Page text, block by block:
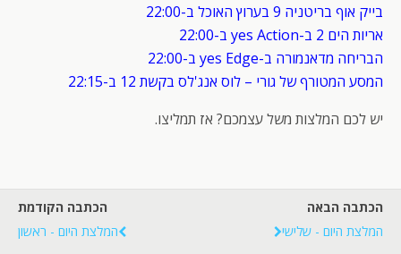
בייק אוף בריטניה 9 בערוץ האוכל ב-22:00
אריות הים 2 ב-yes Action ב-22:00
הבריחה מדאנמורה ב-yes Edge ב-22:00
המסע המטורף של גורי – לוס אנג'לס בקשת 12 ב-22:15
יש לכם המלצות משל עצמכם? אז תמליצו.
הכתבה הקודמת
המלצת היום - ראשון
הכתבה הבאה
המלצת היום - שלישי